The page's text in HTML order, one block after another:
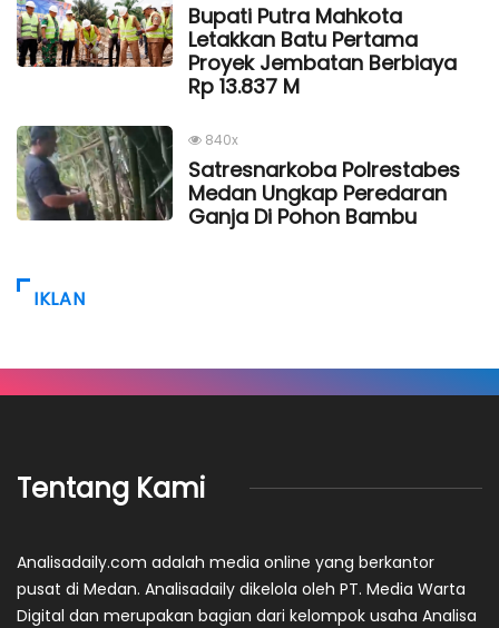
Bupati Putra Mahkota
Letakkan Batu Pertama
Proyek Jembatan Berbiaya
Rp 13.837 M
840x
Satresnarkoba Polrestabes
Medan Ungkap Peredaran
Ganja Di Pohon Bambu
IKLAN
Tentang Kami
Analisadaily.com adalah media online yang berkantor
pusat di Medan. Analisadaily dikelola oleh PT. Media Warta
Digital dan merupakan bagian dari kelompok usaha Analisa